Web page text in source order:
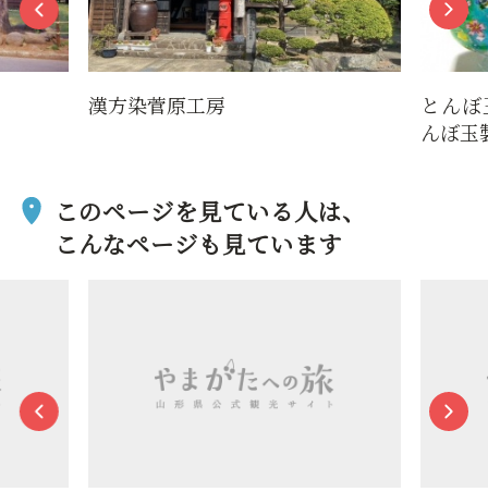
漢方染菅原工房
とん
んぼ玉
このページを見ている人は、
こんなページも見ています